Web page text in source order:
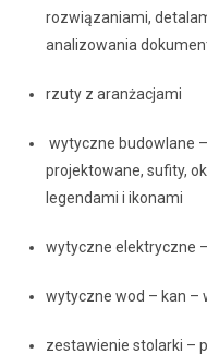
rozwiązaniami,
analizowania
rzuty z aranżacjami
wytyczne budowlane
projektowane, sufity,
legendami i ikonami
wytyczne elektryczne
wytyczne wod – kan –
zestawienie stolarki –